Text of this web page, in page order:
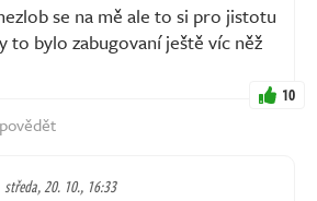
se na mě ale to si pro jistotu
to bylo zabugovaní ještě víc něž
10
středa, 20. 10., 16:33